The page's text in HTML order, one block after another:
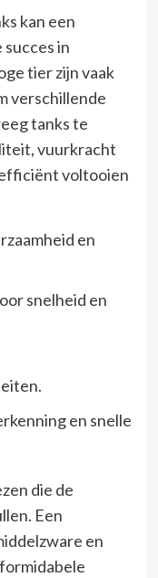
kan een
succes in
tier zijn vaak
verschillende
tanks te
vuurkracht
voltooien
en
snelheid en
en snelle
die de
Een
en